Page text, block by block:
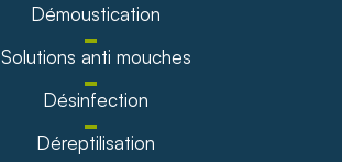
Démoustication
Solutions anti mouches
Désinfection
Déreptilisation